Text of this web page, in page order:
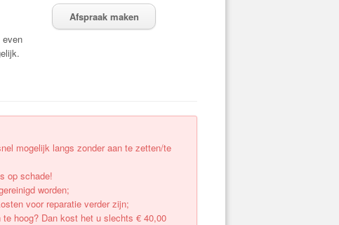
even
Afspraak maken
mogelijk langs zonder aan te zetten/te
op schade!
worden;
voor reparatie verder zijn;
hoog? Dan kost het u slechts € 40,00